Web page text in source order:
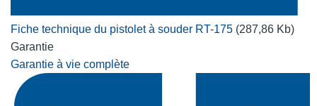
Fiche technique du pistolet à souder RT-175 (287,86 Kb)
Garantie
Garantie à vie complète